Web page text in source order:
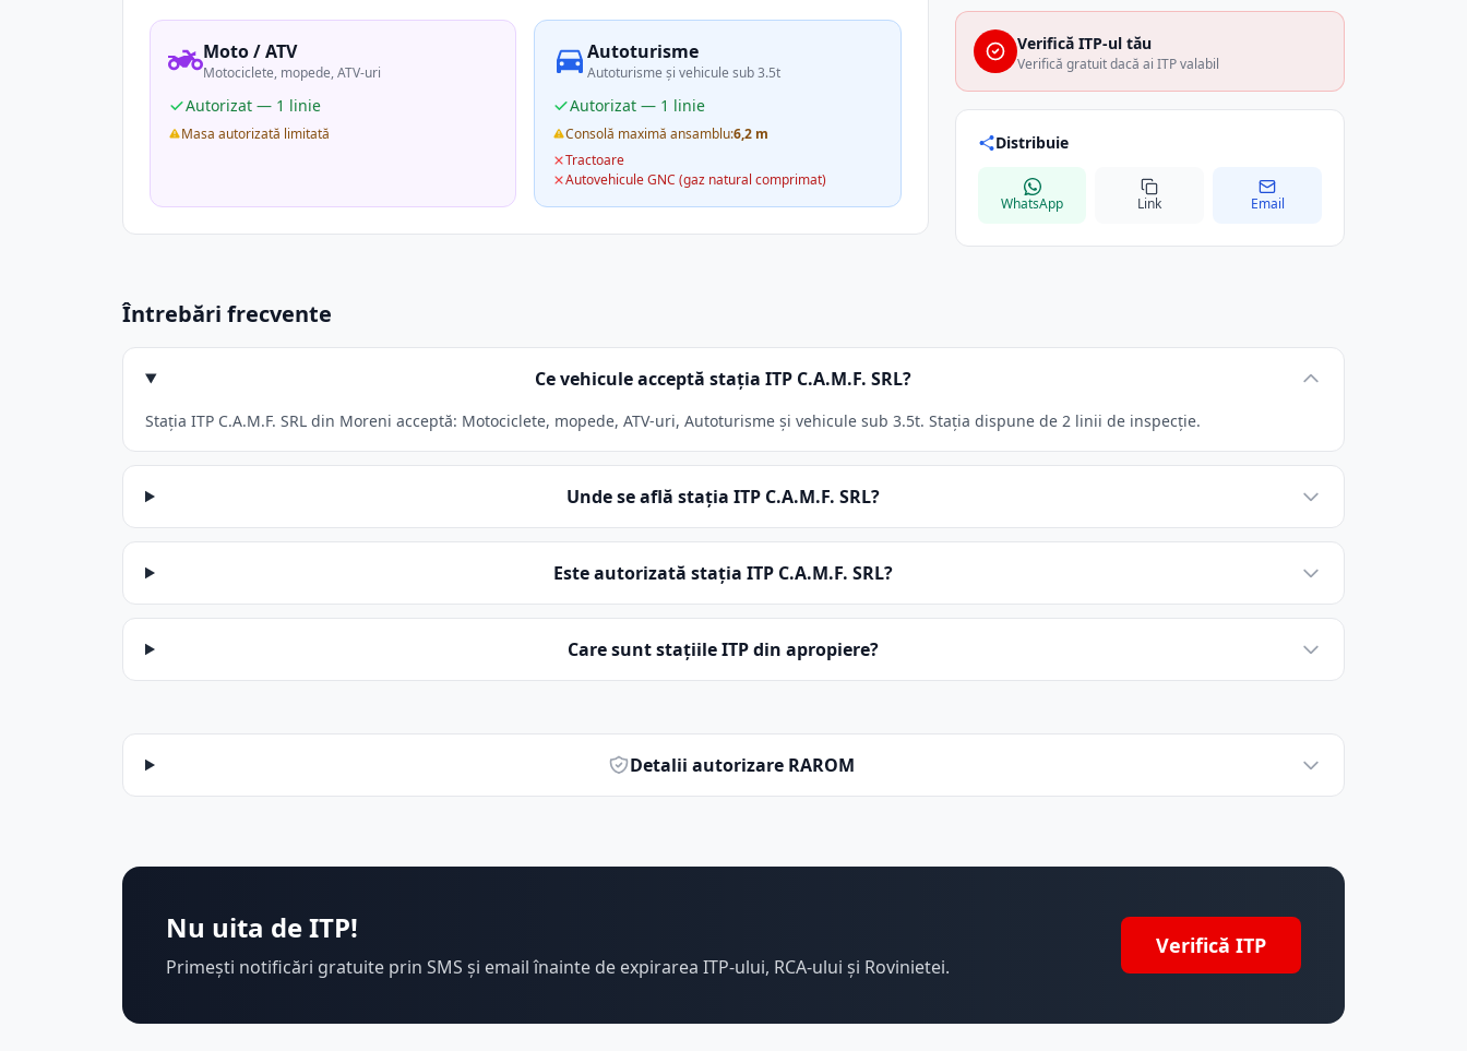
Moto / ATV
Motociclete, mopede, ATV-uri
Autorizat — 1 linie
Masa autorizată limitată
Autoturisme
Autoturisme și vehicule sub 3.5t
Autorizat — 1 linie
Consolă maximă ansamblu:6,2 m
Tractoare
Autovehicule GNC (gaz natural comprimat)
Verifică ITP-ul tău
Verifică gratuit dacă ai ITP valabil
Distribuie
WhatsApp Link Email
Întrebări frecvente
Ce vehicule acceptă stația ITP C.A.M.F. SRL?
Stația ITP C.A.M.F. SRL din Moreni acceptă: Motociclete, mopede, ATV-uri, Autoturisme și vehicule sub 3.5t. Stația dispune de 2 linii de inspecție.
Unde se află stația ITP C.A.M.F. SRL?
Este autorizată stația ITP C.A.M.F. SRL?
Care sunt stațiile ITP din apropiere?
Detalii autorizare RAROM
Nu uita de ITP!
Primești notificări gratuite prin SMS și email înainte de expirarea ITP-ului, RCA-ului și Rovinietei.
Verifică ITP